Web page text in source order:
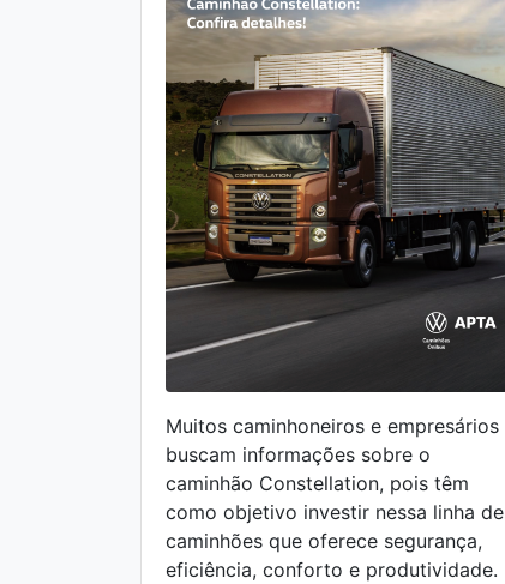
Muitos caminhoneiros e empresários
buscam informações sobre o
caminhão Constellation, pois têm
como objetivo investir nessa linha de
caminhões que oferece segurança,
eficiência, conforto e produtividade.